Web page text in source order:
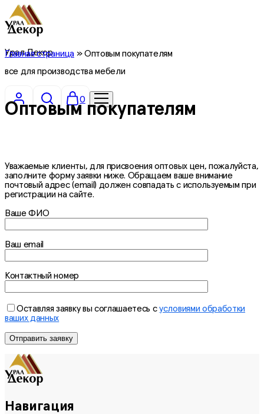
Урал Декор
все для производства мебели
0
Главная страница»Оптовым покупателям
Оптовым покупателям
Уважаемые клиенты, для присвоения оптовых цен, пожалуйста,
заполните форму заявки ниже. Обращаем ваше внимание
почтовый адрес (email) должен совпадать с используемым при
регистрации на сайте.
Ваше ФИО
Ваш email
Контактный номер
Оставляя заявку вы соглашаетесь сусловиями обработки
ваших данных
Навигация